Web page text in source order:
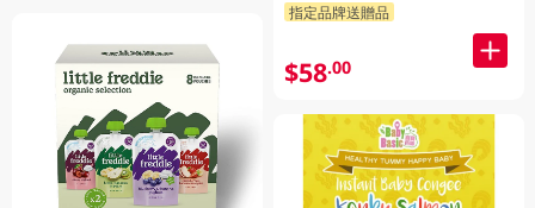
指定品牌送贈品
$58.00